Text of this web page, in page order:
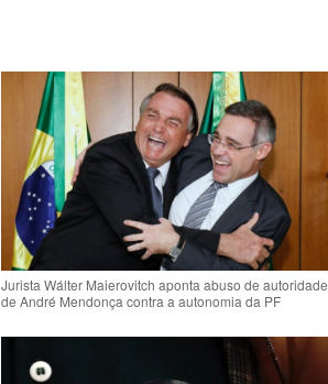
Jurista Wálter Maierovitch aponta abuso de autoridade
de André Mendonça contra a autonomia da PF